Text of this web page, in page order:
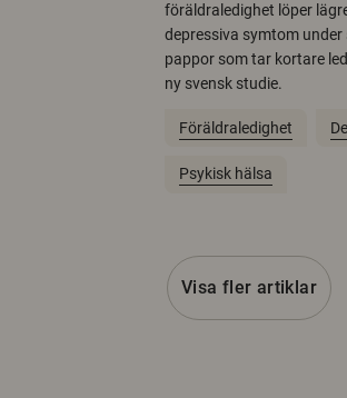
föräldraledighet löper
depressiva symtom
pappor som tar kortare
ny svensk studie.
Föräldraledighet
Psykisk hälsa
Visa fler artiklar